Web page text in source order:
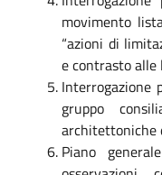
movimento
“azioni di
e contrasto alle
Interrogazione
gruppo
architettoniche
Piano